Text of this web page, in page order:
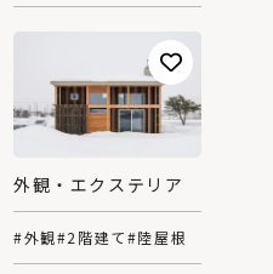
外観・エクステリア
#外観#2階建て#陸屋根